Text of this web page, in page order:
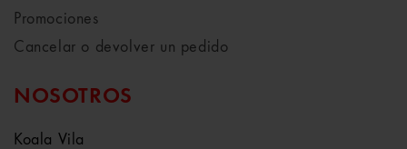
Promociones
Cancelar o devolver un pedido
NOSOTROS
Koala Vila